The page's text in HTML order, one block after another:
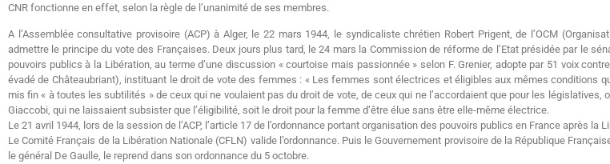
CNR fonctionne en effet, selon la règle de l’unanimité de ses membres.
A l’Assemblée consultative provisoire (ACP) à Alger, le 22 mars 1944, le syndicaliste chrétien Robert Prigent, de l’OCM
admettre le principe du vote des Françaises. Deux jours plus tard, le 24 mars la Commission de réforme de l’Etat présidée par le
pouvoirs publics à la Libération, au terme d’une discussion « courtoise mais passionnée » selon F. Grenier, adopte par 51 voix
évadé de Châteaubriant), instituant le droit de vote des femmes : « Les femmes sont électrices et éligibles aux mêmes conditions
mis fin « à toutes les subtilités » de ceux qui ne voulaient pas du droit de vote, de ceux qui ne l’accordaient que pour les
Giaccobi, qui ne laissaient subsister que l’éligibilité, soit le droit pour la femme d’être élue sans être elle-même électrice.
Le 21 avril 1944, lors de la session de l’ACP, l’article 17 de l’ordonnance portant organisation des pouvoirs publics en France après
Le Comité Français de la Libération Nationale (CFLN) valide l’ordonnance. Puis le Gouvernement provisoire de la République
le général De Gaulle, le reprend dans son ordonnance du 5 octobre.